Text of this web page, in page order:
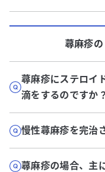
蕁麻疹
蕁麻疹にステロイ
滴をするのですか？
慢性蕁麻疹を完治
蕁麻疹の場合、主